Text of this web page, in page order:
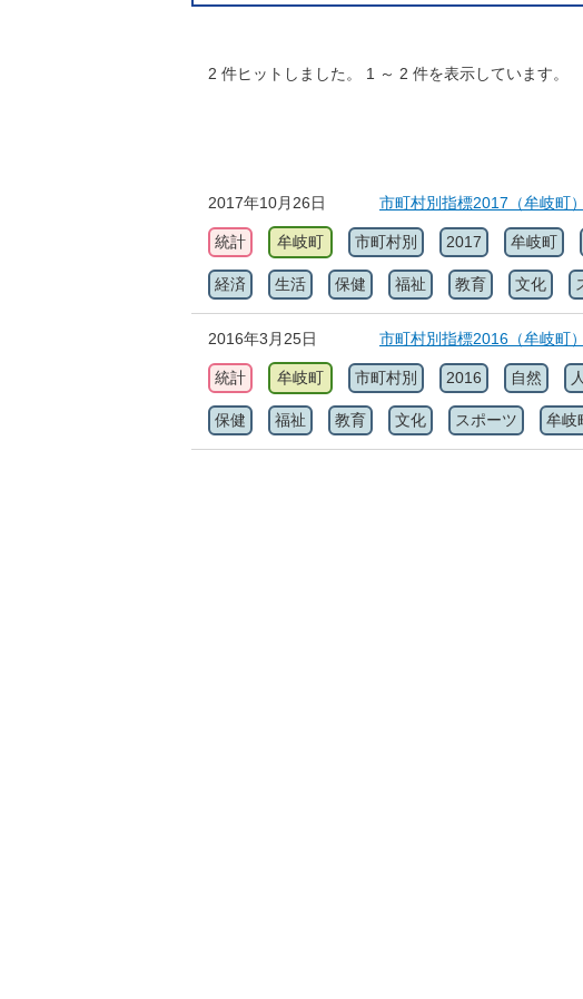
2 件ヒットしました。 1 ～ 2 件を表示しています。
2017年10月26日 市町村別指標2017（牟岐町）
統計 牟岐町 市町村別 2017 牟岐町
経済 生活 保健 福祉 教育 文化
2016年3月25日 市町村別指標2016（牟岐町）
統計 牟岐町 市町村別 2016 自然
保健 福祉 教育 文化 スポーツ 牟岐